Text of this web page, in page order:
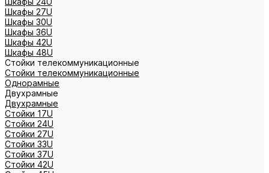
Шкафы 27U
Шкафы 30U
Шкафы 36U
Шкафы 42U
Шкафы 48U
Стойки телекоммуникационные
Стойки телекоммуникационные
Однорамные
Двухрамные
Двухрамные
Стойки 17U
Стойки 24U
Стойки 27U
Стойки 33U
Стойки 37U
Стойки 42U